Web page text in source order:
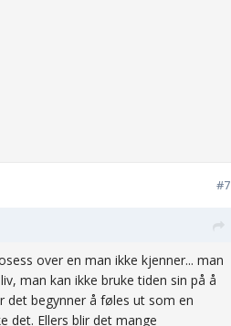
#7
over en man ikke kjenner... man
man kan ikke bruke tiden sin på å
det begynner å føles ut som en
det. Ellers blir det mange